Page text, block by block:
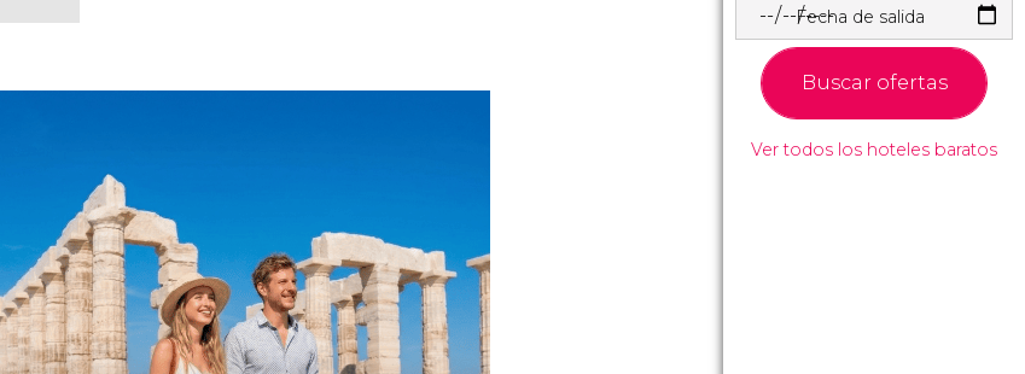
Fecha de salida
Buscar ofertas
Ver todos los hoteles baratos